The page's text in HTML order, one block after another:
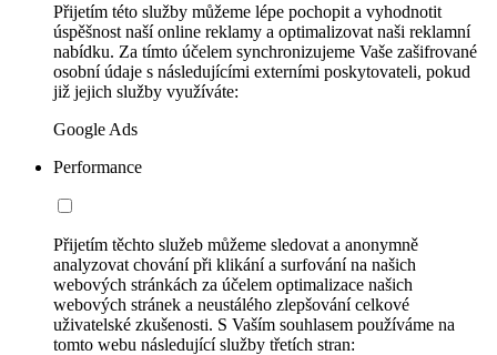
Přijetím této služby můžeme lépe pochopit a vyhodnotit
úspěšnost naší online reklamy a optimalizovat naši reklamní
nabídku. Za tímto účelem synchronizujeme Vaše zašifrované
osobní údaje s následujícími externími poskytovateli, pokud
již jejich služby využíváte:
Google Ads
Performance
Přijetím těchto služeb můžeme sledovat a anonymně
analyzovat chování při klikání a surfování na našich
webových stránkách za účelem optimalizace našich
webových stránek a neustálého zlepšování celkové
uživatelské zkušenosti. S Vaším souhlasem používáme na
tomto webu následující služby třetích stran: